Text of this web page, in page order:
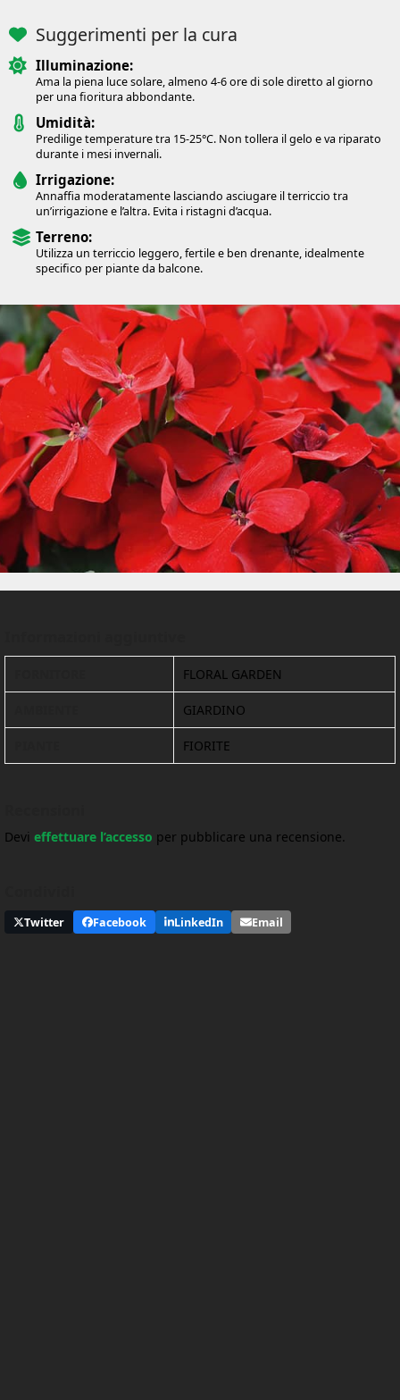
Suggerimenti per la cura
Illuminazione:
Ama la piena luce solare, almeno 4-6 ore di sole diretto al giorno
per una fioritura abbondante.
Umidità:
Predilige temperature tra 15-25°C. Non tollera il gelo e va riparato
durante i mesi invernali.
Irrigazione:
Annaffia moderatamente lasciando asciugare il terriccio tra
un’irrigazione e l’altra. Evita i ristagni d’acqua.
Terreno:
Utilizza un terriccio leggero, fertile e ben drenante, idealmente
specifico per piante da balcone.
FLORAL GARDEN
GIARDINO
FIORITE
Devi effettuare l’accesso per pubblicare una recensione.
Twitter Facebook LinkedIn Email